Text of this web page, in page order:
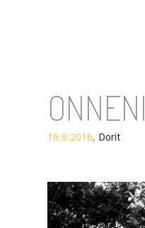
ONNENI
16.9.2016, Dorit